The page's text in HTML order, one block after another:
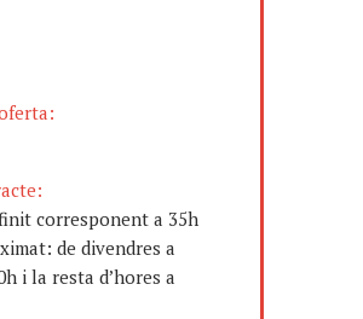
corresponent a 35h
de divendres a
i la resta d’hores a